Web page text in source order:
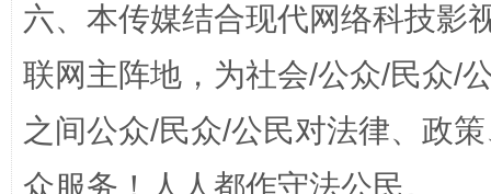
“蜀中异人”王建安的艺术幻境
六、本传媒结合现代网络科技影
联网主阵地，为社会/公众/民众/
之间公众/民众/公民对法律、政
众服务！人人都作守法公民。